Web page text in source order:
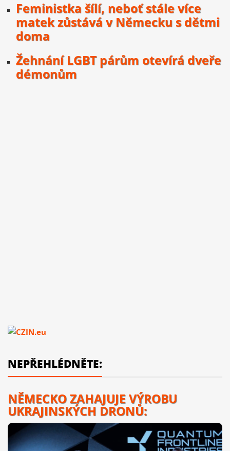
Feministka šílí, neboť stále více
matek zůstává v Německu s dětmi
doma
Žehnání LGBT párům otevírá dveře
démonům
NEPŘEHLÉDNĚTE:
NĚMECKO ZAHAJUJE VÝROBU
UKRAJINSKÝCH DRONŮ: